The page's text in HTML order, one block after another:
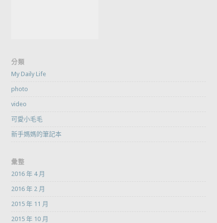
分類
My Daily Life
photo
video
可愛小毛毛
新手媽媽的筆記本
彙整
2016 年 4 月
2016 年 2 月
2015 年 11 月
2015 年 10 月